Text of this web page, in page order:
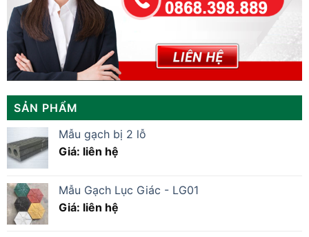
SẢN PHẨM
Mẫu gạch bị 2 lỗ
Giá: liên hệ
Mẫu Gạch Lục Giác - LG01
Giá: liên hệ